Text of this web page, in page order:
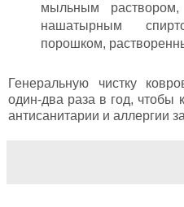
мыльным
нашатырным
порошком,
Генеральную чистку
один-два раза в год, чтобы
антисанитарии и аллергии